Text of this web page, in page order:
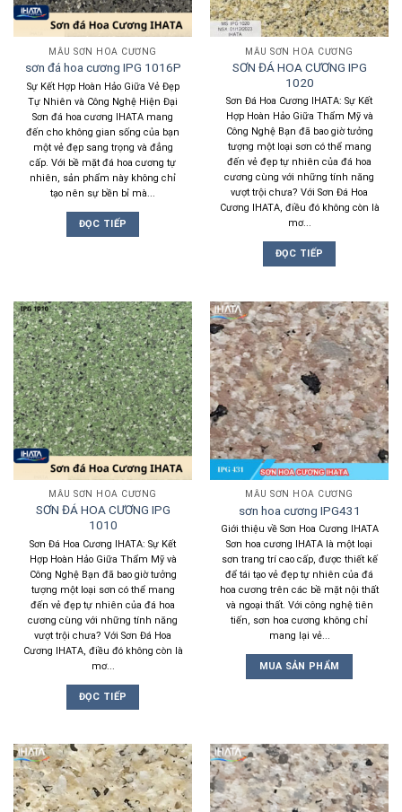
MẪU SƠN HOA CƯƠNG
sơn đá hoa cương IPG 1016P
Sự Kết Hợp Hoàn Hảo Giữa Vẻ Đẹp
Tự Nhiên và Công Nghệ Hiện Đại
Sơn đá hoa cương IHATA mang
đến cho không gian sống của bạn
một vẻ đẹp sang trọng và đẳng
cấp. Với bề mặt đá hoa cương tự
nhiên, sản phẩm này không chỉ
tạo nên sự bền bỉ mà...
ĐỌC TIẾP
MẪU SƠN HOA CƯƠNG
SƠN ĐÁ HOA CƯƠNG IPG
1020
Sơn Đá Hoa Cương IHATA: Sự Kết
Hợp Hoàn Hảo Giữa Thẩm Mỹ và
Công Nghệ Bạn đã bao giờ tưởng
tượng một loại sơn có thể mang
đến vẻ đẹp tự nhiên của đá hoa
cương cùng với những tính năng
vượt trội chưa? Với Sơn Đá Hoa
Cương IHATA, điều đó không còn là
mơ...
ĐỌC TIẾP
MẪU SƠN HOA CƯƠNG
SƠN ĐÁ HOA CƯƠNG IPG
1010
Sơn Đá Hoa Cương IHATA: Sự Kết
Hợp Hoàn Hảo Giữa Thẩm Mỹ và
Công Nghệ Bạn đã bao giờ tưởng
tượng một loại sơn có thể mang
đến vẻ đẹp tự nhiên của đá hoa
cương cùng với những tính năng
vượt trội chưa? Với Sơn Đá Hoa
Cương IHATA, điều đó không còn là
mơ...
ĐỌC TIẾP
MẪU SƠN HOA CƯƠNG
sơn hoa cương IPG431
Giới thiệu về Sơn Hoa Cương IHATA
Sơn hoa cương IHATA là một loại
sơn trang trí cao cấp, được thiết kế
để tái tạo vẻ đẹp tự nhiên của đá
hoa cương trên các bề mặt nội thất
và ngoại thất. Với công nghệ tiên
tiến, sơn hoa cương không chỉ
mang lại vẻ...
MUA SẢN PHẨM